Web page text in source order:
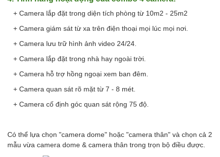
+ Camera lắp đặt trong diện tích phòng từ 10m2 - 25m2
+ Camera giám sát từ xa trên điện thoại mọi lúc mọi nơi.
+ Camera lưu trữ hình ảnh video 24/24.
+ Camera lắp đặt trong nhà hay ngoài trời.
+ Camera hỗ trợ hồng ngoại xem ban đêm.
+ Camera quan sát rõ mặt từ 7 - 8 mét.
+ Camera cố định góc quan sát rộng 75 độ.
Có thể lựa chọn "camera dome" hoặc "camera thân" và chọn cả 2
mẫu vừa camera dome & camera thân trong trọn bộ điều được.